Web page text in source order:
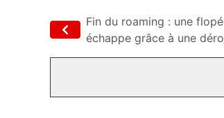
Fin du roaming : une
échappe grâce à une